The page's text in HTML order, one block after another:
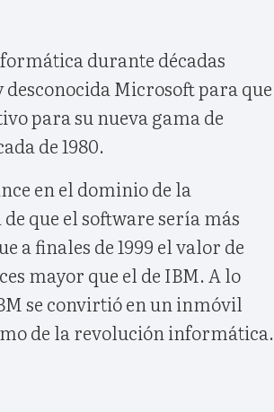
durante décadas
Microsoft para que
para su nueva gama de
de 1980.
en el dominio de la
que el software sería más
a finales de 1999 el valor de
mayor que el de IBM. A lo
se convirtió en un inmóvil
de la revolución informática.